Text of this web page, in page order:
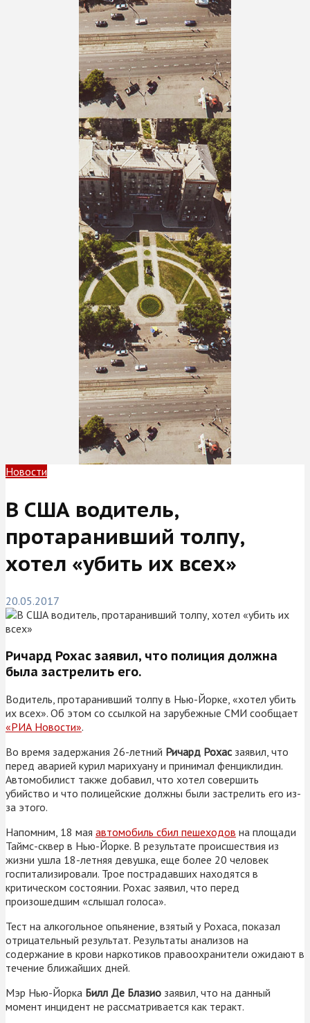
Новости
В США водитель,
протаранивший толпу,
хотел «убить их всех»
20.05.2017
Ричард Рохас заявил, что полиция должна
была застрелить его.
Водитель, протаранивший толпу в Нью-Йорке, «хотел убить
их всех». Об этом со ссылкой на зарубежные СМИ сообщает
«РИА Новости».
Во время задержания 26-летний Ричард Рохасзаявил, что
перед аварией курил марихуану и принимал фенциклидин.
Автомобилист также добавил, что хотел совершить
убийство и что полицейские должны были застрелить его из-
за этого.
Напомним, 18 мая автомобиль сбил пешеходов на площади
Таймс-сквер в Нью-Йорке. В результате происшествия из
жизни ушла 18-летняя девушка, еще более 20 человек
госпитализировали. Трое пострадавших находятся в
критическом состоянии. Рохас заявил, что перед
произошедшим «слышал голоса».
Тест на алкогольное опьянение, взятый у Рохаса, показал
отрицательный результат. Результаты анализов на
содержание в крови наркотиков правоохранители ожидают в
течение ближайших дней.
Мэр Нью-Йорка Билл Де Блазио заявил, что на данный
момент инцидент не рассматривается как теракт.